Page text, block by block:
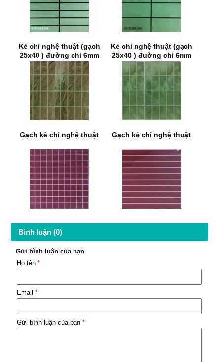
Kẻ chỉ nghệ thuật (gạch
25x40 ) đường chỉ 6mm
Kẻ chỉ nghệ thuật (gạch
25x40 ) đường chỉ 6mm
Gạch kẻ chỉ nghệ thuật Gạch kẻ chỉ nghệ thuật
Bình luận (0)
Gửi bình luận của bạn
Họ tên *
Email *
Gửi bình luận của bạn *